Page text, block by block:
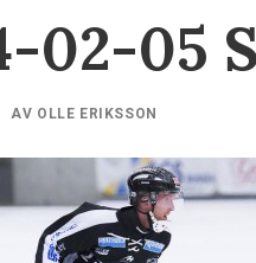
02-05
AV OLLE ERIKSSON